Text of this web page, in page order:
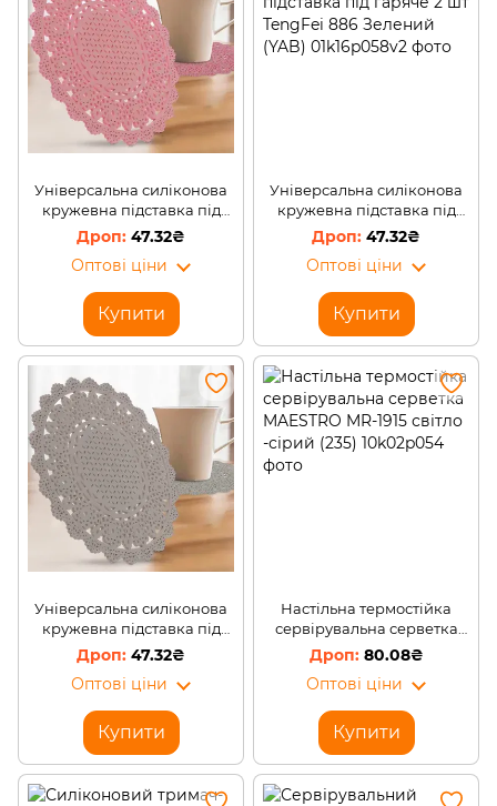
Універсальна силіконова
кружевна підставка під
гаряче 2 шт TengFei 886
Рожевий (YAB)
47.32₴
Оптові ціни
Купити
Універсальна силіконова
кружевна підставка під
гаряче 2 шт TengFei 886
Зелений (YAB)
47.32₴
Оптові ціни
Купити
Універсальна силіконова
кружевна підставка під
гаряче 2 шт TengFei 886
Сірий (YAB)
47.32₴
Оптові ціни
Купити
Настільна термостійка
сервірувальна серветка
MAESTRO MR-1915 світло
-сірий (235)
80.08₴
Оптові ціни
Купити